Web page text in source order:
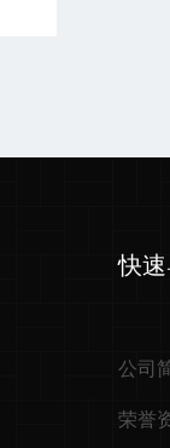
快
公司
荣誉